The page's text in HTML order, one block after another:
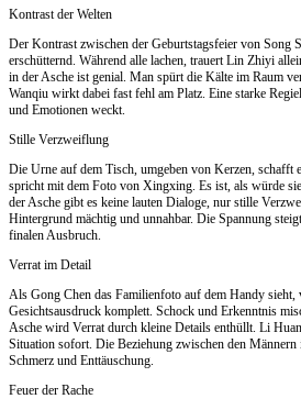
Kontrast der Welten
Der Kontrast zwischen der Geburtstagsfeier von Song
erschütternd. Während alle lachen, trauert Lin Zhiyi
in der Asche ist genial. Man spürt die Kälte im Raum
Wanqiu wirkt dabei fast fehl am Platz. Eine starke
und Emotionen weckt.
Stille Verzweiflung
Die Urne auf dem Tisch, umgeben von Kerzen,
spricht mit dem Foto von Xingxing. Es ist, als würde
der Asche gibt es keine lauten Dialoge, nur stille
Hintergrund mächtig und unnahbar. Die Spannung
finalen Ausbruch.
Verrat im Detail
Als Gong Chen das Familienfoto auf dem Handy sieht,
Gesichtsausdruck komplett. Schock und Erkenntnis
Asche wird Verrat durch kleine Details enthüllt. Li
Situation sofort. Die Beziehung zwischen den
Schmerz und Enttäuschung.
Feuer der Rache